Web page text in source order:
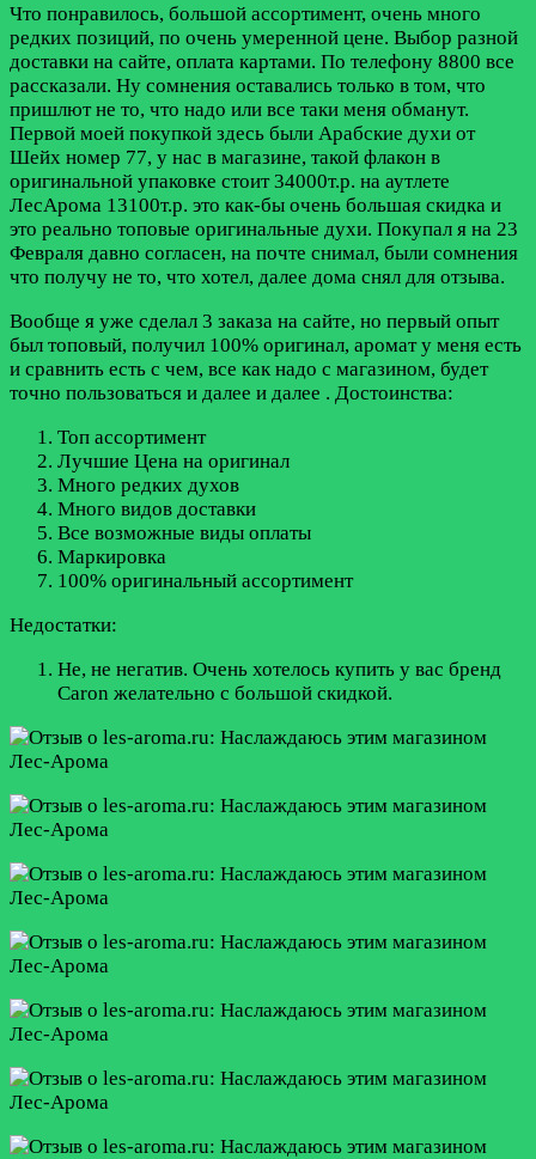
Что понравилось, большой ассортимент, очень много
редких позиций, по очень умеренной цене. Выбор разной
доставки на сайте, оплата картами. По телефону 8800 все
рассказали. Ну сомнения оставались только в том, что
пришлют не то, что надо или все таки меня обманут.
Первой моей покупкой здесь были Арабские духи от
Шейх номер 77, у нас в магазине, такой флакон в
оригинальной упаковке стоит 34000т.р. на аутлете
ЛесАрома 13100т.р. это как-бы очень большая скидка и
это реально топовые оригинальные духи. Покупал я на 23
Февраля давно согласен, на почте снимал, были сомнения
что получу не то, что хотел, далее дома снял для отзыва.
Вообще я уже сделал 3 заказа на сайте, но первый опыт
был топовый, получил 100% оригинал, аромат у меня есть
и сравнить есть с чем, все как надо с магазином, будет
точно пользоваться и далее и далее . Достоинства:
Топ ассортимент
Лучшие Цена на оригинал
Много редких духов
Много видов доставки
Все возможные виды оплаты
Маркировка
100% оригинальный ассортимент
Недостатки:
Не, не негатив. Очень хотелось купить у вас бренд
Caron желательно с большой скидкой.